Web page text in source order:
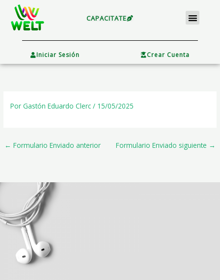
contenido
CAPACITATE Menu
Iniciar Sesión Crear Cuenta
PorGastón Eduardo Clerc/ 15/05/2025
← Formulario Enviado anterior Formulario Enviado siguiente →